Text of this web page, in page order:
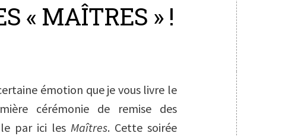
« MAÎTRES » !
émotion que je vous livre le
cérémonie de remise des
par ici lesMaîtres. Cette soirée